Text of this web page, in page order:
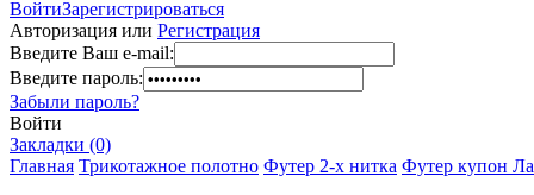
ВойтиЗарегистрироваться
Авторизация или Регистрация
Введите Ваш e-mail:
Введите пароль:
Забыли пароль?
Войти
Закладки (0)
Главная Трикотажное полотно Футер 2-х нитка Футер купон